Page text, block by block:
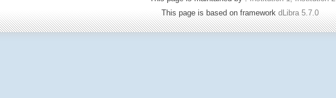
This page is based on framework dLibra 5.7.0